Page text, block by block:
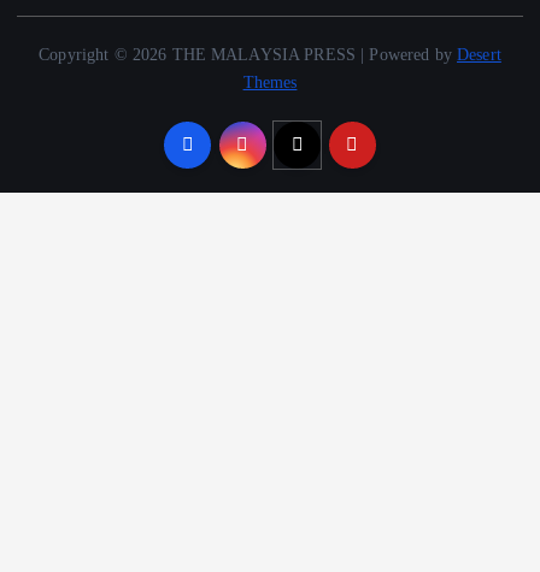
Copyright © 2026 THE MALAYSIA PRESS | Powered byDesert
Themes